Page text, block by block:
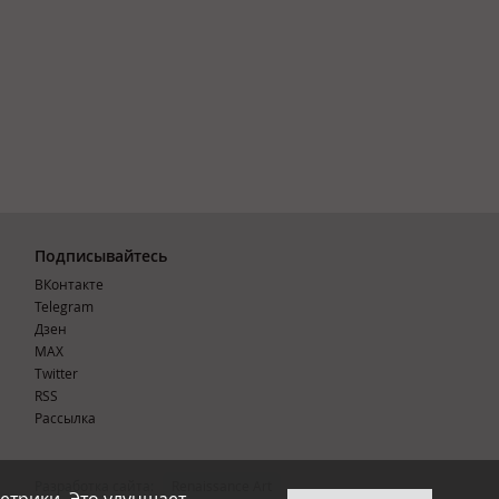
Подписывайтесь
ВКонтакте
Telegram
Дзен
MAX
Тwitter
RSS
Рассылка